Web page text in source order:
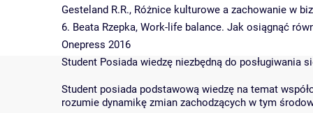
Gesteland R.R., Różnice kulturowe a zachowanie w
6. Beata Rzepka, Work-life balance. Jak osiągnąć
Onepress 2016
Student Posiada wiedzę niezbędną do
Student posiada podstawową wiedzę na temat
rozumie dynamikę zmian zachodzących w tym